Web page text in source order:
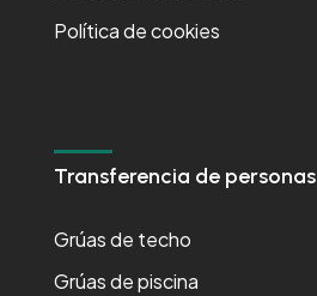
Política de cookies
Transferencia de personas
Grúas de techo
Grúas de piscina